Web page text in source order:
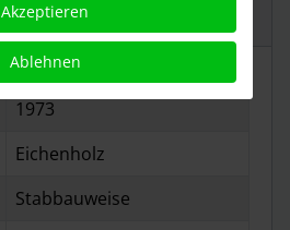
1973
Eichenholz
Stabbauweise
Akzeptieren
Ablehnen